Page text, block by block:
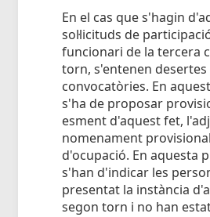
En el cas que s'hagin
sol·licituds de
funcionari de la tercera
torn, s'entenen
convocatòries. En
s'ha de proposar
esment d'aquest fet,
nomenament
d'ocupació. En aquesta
s'han d'indicar les
presentat la instància
segon torn i no han